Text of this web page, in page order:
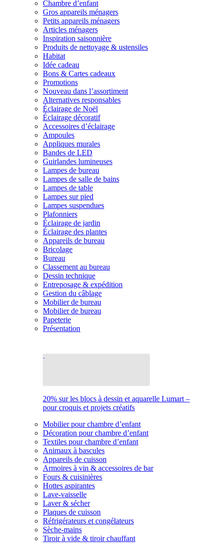
Chambre d’enfant
Gros appareils ménagers
Petits appareils ménagers
Articles ménagers
Inspiration saisonnière
Produits de nettoyage & ustensiles
Habitat
Idée cadeau
Bons & Cartes cadeaux
Promotions
Nouveau dans l’assortiment
Alternatives responsables
Éclairage de Noël
Éclairage décoratif
Accessoires d’éclairage
Ampoules
Appliques murales
Bandes de LED
Guirlandes lumineuses
Lampes de bureau
Lampes de salle de bains
Lampes de table
Lampes sur pied
Lampes suspendues
Plafonniers
Éclairage de jardin
Éclairage des plantes
Appareils de bureau
Bricolage
Bureau
Classement au bureau
Dessin technique
Entreposage & expédition
Gestion du câblage
Mobilier de bureau
Mobilier de bureau
Papeterie
Présentation
20% sur les blocs à dessin et aquarelle Lumart –
pour croquis et projets créatifs
Mobilier pour chambre d’enfant
Décoration pour chambre d’enfant
Textiles pour chambre d’enfant
Animaux à bascules
Appareils de cuisson
Armoires à vin & accessoires de bar
Fours & cuisinières
Hottes aspirantes
Lave-vaisselle
Laver & sécher
Plaques de cuisson
Réfrigérateurs et congélateurs
Sèche-mains
Tiroir à vide & tiroir chauffant